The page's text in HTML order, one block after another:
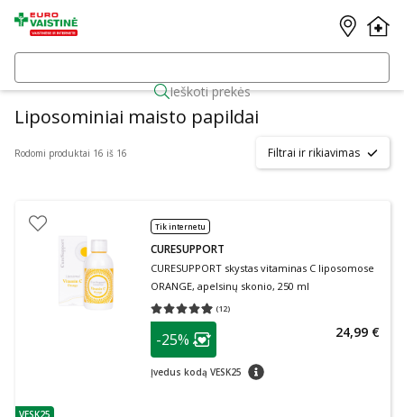
Ieškoti prekės
Liposominiai maisto papildai
Rodomi produktai 16 iš 16 Filtrai ir rikiavimas
VESK25
Tik internetu
CURESUPPORT
CURESUPPORT skystas vitaminas C liposomose
ORANGE, apelsinų skonio, 250 ml
(12)
Vidutinis įvertinimas 4.92
patarimas
Lojalumo klubo narių nuolaida
-25%
Įvedus kodą VESK25 patarimas
24,99 €